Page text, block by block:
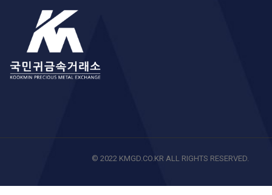
© 2022 KMGD.CO.KR ALL RIGHTS RESERVED.